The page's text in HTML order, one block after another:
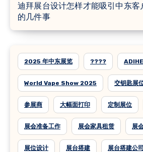
迪拜展台设计怎样才能吸引中东客
的几件事
2025 年中东展览 ????
World Vape Show 2025 交钥匙展
参展商 大幅面打印 定制展位
展会准备工作 展会家具租赁 展
展位设计 展台搭建 展台搭建公司